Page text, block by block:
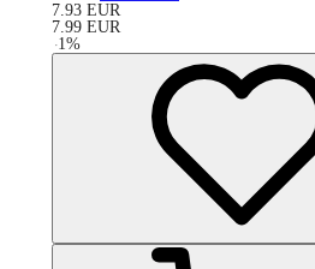
7.93 EUR
7.99 EUR
-1 %